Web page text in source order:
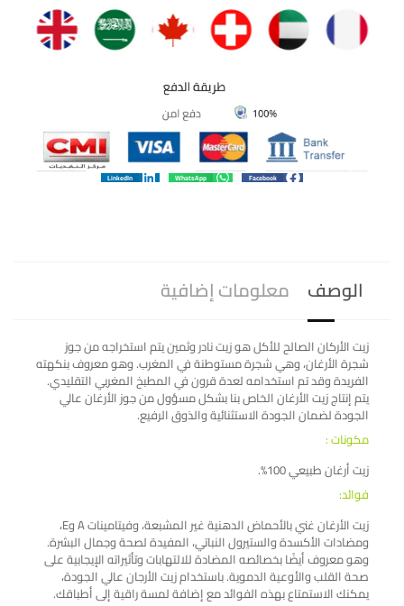
Facebook
WhatsApp
LinkedIn
الوصف معلومات إضافية
زيت الأركان الصالح للأكل هو زيت نادر وثمين يتم استخراجه من جوز
شجرة الأرغان، وهي شجرة مستوطنة في المغرب. وهو معروف بنكهته
الفريدة وقد تم استخدامه لعدة قرون في المطبخ المغربي التقليدي.
يتم إنتاج زيت الأرغان الخاص بنا بشكل مسؤول من جوز الأرغان عالي
الجودة لضمان الجودة الاستثنائية والذوق الرفيع.
مكونات :
زيت أرغان طبيعي 100%.
فوائد:
زيت الأرغان غني بالأحماض الدهنية غير المشبعة، وفيتامينات A وE،
ومضادات الأكسدة والستيرول النباتي، المفيدة لصحة وجمال البشرة.
وهو معروف أيضًا بخصائصه المضادة للالتهابات وتأثيراته الإيجابية على
صحة القلب والأوعية الدموية. باستخدام زيت الأرجان عالي الجودة،
يمكنك الاستمتاع بهذه الفوائد مع إضافة لمسة راقية إلى أطباقك.